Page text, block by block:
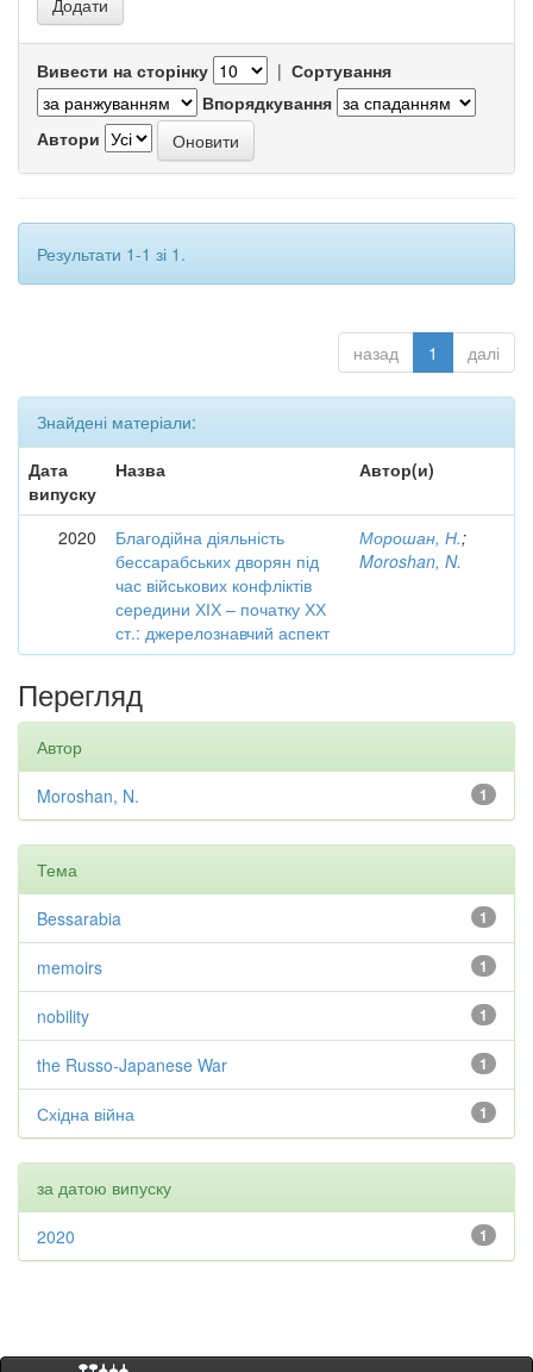
Вивести на сторінку | Сортування
Впорядкування
Автори
Результати 1-1 зі 1.
назад 1 далі
Знайдені матеріали:
Дата
випуску
Назва Автор(и)
2020
Благодійна діяльність
бессарабських дворян під
час військових конфліктів
середини ХІХ – початку ХХ
ст.: джерелознавчий аспект
Морошан, Н.;
Moroshan, N.
Перегляд
Автор
1
Moroshan, N.
Тема
1
Bessarabia
1
memoirs
1
nobility
1
the Russo-Japanese War
1
Східна війна
за датою випуску
1
2020